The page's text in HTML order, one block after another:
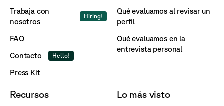
Trabaja con
nosotros
Hiring!
FAQ
Contacto
Hello!
Press Kit
Qué evaluamos al revisar un
perfil
Qué evaluamos en la
entrevista personal
Recursos Lo más visto